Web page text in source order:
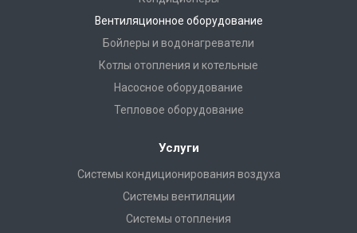
Вентиляционное оборудование
Бойлеры и водонагреватели
Котлы отопления и котельные
Насосное оборудование
Тепловое оборудование
Услуги
Системы кондиционирования воздуха
Системы вентиляции
Системы отопления